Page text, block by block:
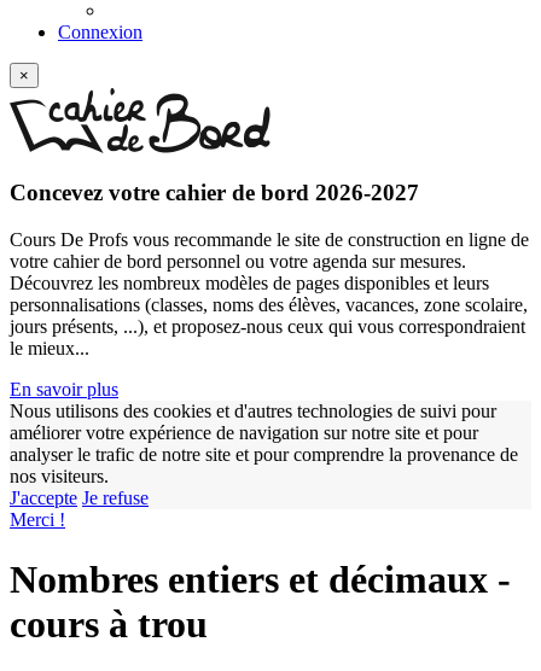
Connexion
×
Concevez votre cahier de bord 2026-2027
Cours De Profs vous recommande le site de construction en ligne de
votre cahier de bord personnel ou votre agenda sur mesures.
Découvrez les nombreux modèles de pages disponibles et leurs
personnalisations (classes, noms des élèves, vacances, zone scolaire,
jours présents, ...), et proposez-nous ceux qui vous correspondraient
le mieux...
En savoir plus
Nous utilisons des cookies et d'autres technologies de suivi pour
améliorer votre expérience de navigation sur notre site et pour
analyser le trafic de notre site et pour comprendre la provenance de
nos visiteurs.
J'accepte Je refuse
Merci !
Nombres entiers et décimaux -
cours à trou